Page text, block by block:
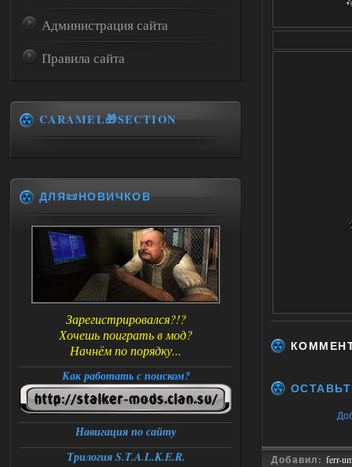
Добавил: ferr-
Администрация сайта
Правила сайта
CARAMEL🎁SECTION
ДЛЯ📜НОВИЧКОВ
Зарегистрировался?!?
Хочешь поиграть в мод?
Начнём по порядку...
Как работать с поиском?
Навигация по сайту
Трилогия S.T.A.L.K.E.R.